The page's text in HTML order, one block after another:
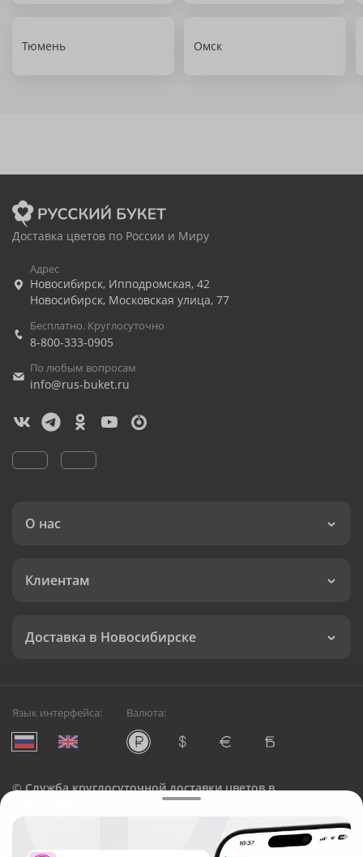
Тюмень Омск
Доставка цветов по России и Миру
Адрес
Новосибирск, Ипподромская, 42
Новосибирск, Московская улица, 77
Бесплатно. Круглосуточно
8-800-333-0905
По любым вопросам
info@rus-buket.ru
О нас
Клиентам
Доставка в Новосибирске
Язык интерфейса: Валюта:
©Служба круглосуточной доставки цветов в
Русский Букет, 2026
Общество с ограниченной ответственностью «Технология»